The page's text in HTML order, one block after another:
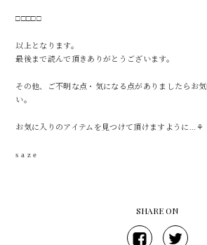
□□□□□
以上となります。
最後まで読んで頂きありがとうございます。
その他、ご不明な点・気になる点がありましたらお
い。
お気に入りのアイテムを見つけて頂けますように...⚘
s a z e
SHARE ON